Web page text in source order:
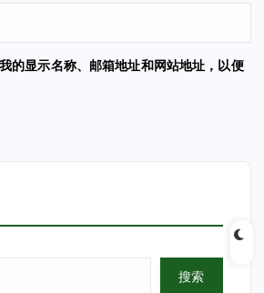
的显示名称、邮箱地址和网站地址，以便
搜索